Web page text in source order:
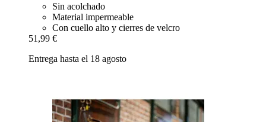
Sin acolchado
Material impermeable
Con cuello alto y cierres de velcro
51,99 €
Entrega hasta el 18 agosto